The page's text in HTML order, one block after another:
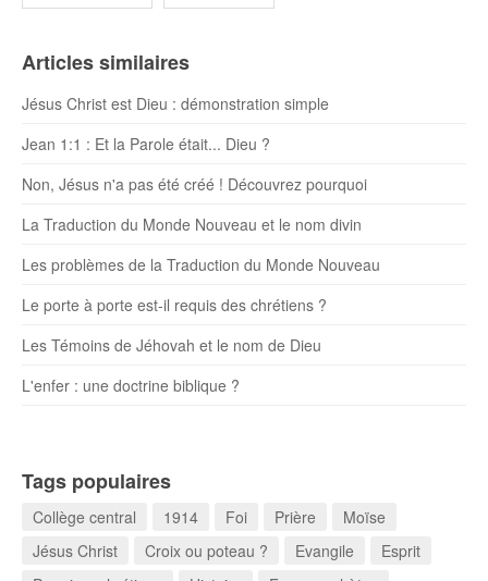
Articles similaires
Jésus Christ est Dieu : démonstration simple
Jean 1:1 : Et la Parole était... Dieu ?
Non, Jésus n'a pas été créé ! Découvrez pourquoi
La Traduction du Monde Nouveau et le nom divin
Les problèmes de la Traduction du Monde Nouveau
Le porte à porte est-il requis des chrétiens ?
Les Témoins de Jéhovah et le nom de Dieu
L'enfer : une doctrine biblique ?
Tags populaires
Collège central 1914 Foi Prière
Moïse
Jésus Christ
Croix ou poteau ? Evangile
Esprit